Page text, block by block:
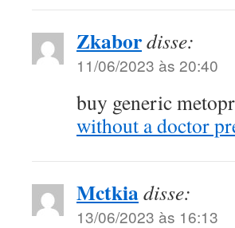
Zkabordisse:
11/06/2023 às 20:40
buy generic
without a doctor
Mctkiadisse:
13/06/2023 às 16:13